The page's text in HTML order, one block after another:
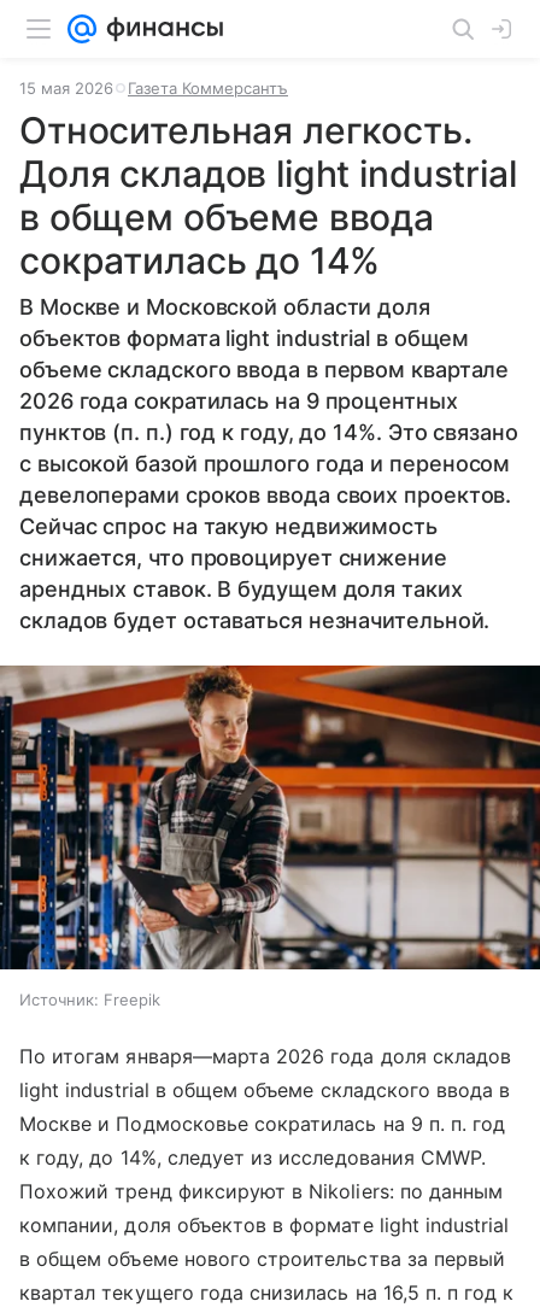
15 мая 2026 Газета Коммерсантъ
Относительная легкость.
Доля складов light industrial
в общем объеме ввода
сократилась до 14%
В Москве и Московской области доля
объектов формата light industrial в общем
объеме складского ввода в первом квартале
2026 года сократилась на 9 процентных
пунктов (п. п.) год к году, до 14%. Это связано
с высокой базой прошлого года и переносом
девелоперами сроков ввода своих проектов.
Сейчас спрос на такую недвижимость
снижается, что провоцирует снижение
арендных ставок. В будущем доля таких
складов будет оставаться незначительной.
Источник: Freepik
По итогам января—марта 2026 года доля складов
light industrial в общем объеме складского ввода в
Москве и Подмосковье сократилась на 9 п. п. год
к году, до 14%, следует из исследования CMWP.
Похожий тренд фиксируют в Nikoliers: по данным
компании, доля объектов в формате light industrial
в общем объеме нового строительства за первый
квартал текущего года снизилась на 16,5 п. п год к